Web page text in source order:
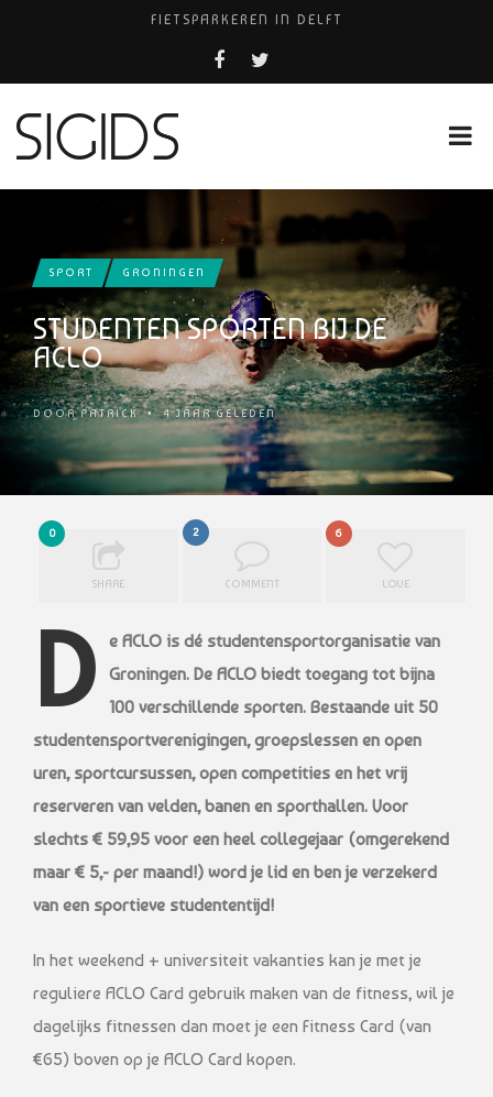
FIETSPARKEREN IN DELFT
FIETS KWIJT IN TILBURG?
USED PRODUCTS LEIDEN
SPORT GRONINGEN
STUDENTEN SPORTEN BIJ DE
ACLO
DOORPATRICK •4 JAAR GELEDEN
0
SHARE
2
COMMENT
6
LOVE
D
e ACLO is dé studentensportorganisatie van
Groningen. De ACLO biedt toegang tot bijna
100 verschillende sporten. Bestaande uit 50
studentensportverenigingen,groepslessen en open
uren, sportcursussen, open competities en het vrij
reserveren van velden, banen en sporthallen. Voor
slechts € 59,95 voor een heel collegejaar (omgerekend
maar € 5,- per maand!) word je lid en ben je verzekerd
van een sportieve studententijd!
In het weekend + universiteit vakanties kan je met je
reguliere ACLO Card gebruik maken van de fitness, wil je
dagelijks fitnessen dan moet je een Fitness Card (van
€65) boven op je ACLO Card kopen.